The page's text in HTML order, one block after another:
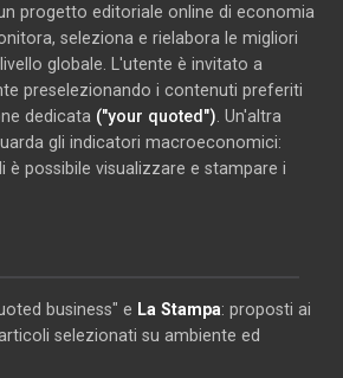
progetto editoriale online di economia
seleziona e rielabora le migliori
globale. L'utente è invitato a
preselezionando i contenuti preferiti
dedicata ("your quoted") . Un'altra
gli indicatori macroeconomici:
è possibile visualizzare e stampare i
business" e La Stampa: proposti ai
selezionati su ambiente ed